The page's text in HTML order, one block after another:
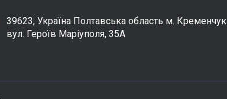
39623, Україна Полтавська область м. Кременчук
вул. Героїв Маріуполя, 35А